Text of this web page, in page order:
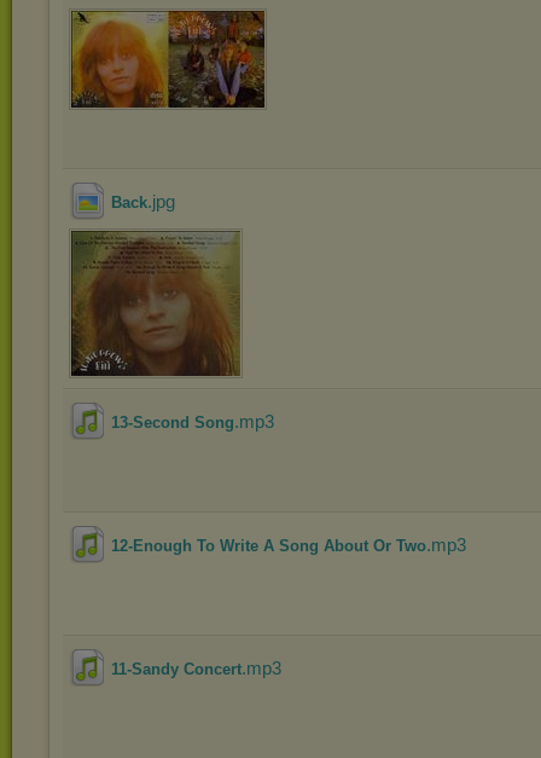
Back.jpg
13-Second Song.mp3
12-Enough To Write A Song About Or Two.mp3
11-Sandy Concert.mp3